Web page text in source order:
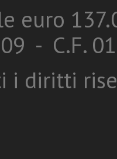
euro
- C.F.
i diritti